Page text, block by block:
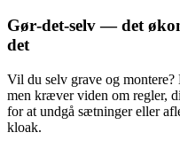
Gør‑det‑selv — det
det
Vil du selv grave og
men kræver viden om regler,
for at undgå sætninger eller
kloak.